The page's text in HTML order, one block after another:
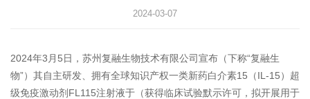
2024-03-07
2024年3月5日，苏州复融生物技术有限公司宣布（下称“复融生
物”）其自主研发、拥有全球知识产权一类新药白介素15（IL-15）超
级免疫激动剂FL115注射液于（获得临床试验默示许可，拟开展用于